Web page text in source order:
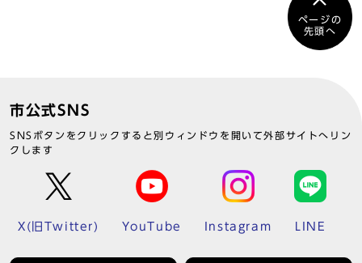
ページの
先頭へ
市公式SNS
SNSボタンをクリックすると別ウィンドウを開いて外部サイトへリン
クします
X(旧Twitter) YouTube Instagram LINE